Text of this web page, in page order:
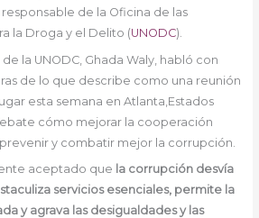
de la Oficina de las
la Droga y el Delito (UNODC).
la UNODC, Ghada Waly, habló con
de lo que describe como una reunión
esta semana en Atlanta,Estados
cómo mejorar la cooperación
y combatir mejor la corrupción.
aceptado que la corrupción desvía
servicios esenciales, permite la
y agrava las desigualdades y las